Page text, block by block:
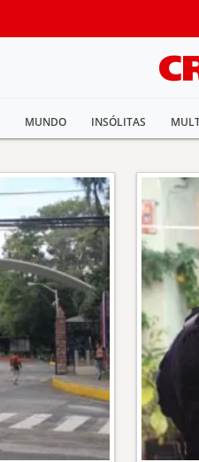
MUNDO INSÓLITAS